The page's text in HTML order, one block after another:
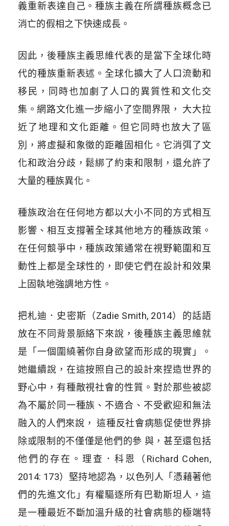
義重新表達自己。種族主義在所謂種族概念已
消亡的假相之下快速成長。
因此，後種族主義思維代表的是當下全球化時
代的種族重新表述。全球化擴大了人口流動和
移民，同時也加劇了人口的異質性和文化交
集。網路文化進一步縮小了空間界限， 大大拉
近了地理和文化距離。但它同時也放大了區
別，將虛擬和象徵的距離固相化。它消弭了文
化和政治分歧，鬆綁了約束和限制，還允許了
大量的種族異化。
種族政治在任何地方都以大小不同的方式相互
影響、相互支撐著全球其他地方的種族政策。
在任何競爭中，種族政策通常在視野範圍和互
動性上都是全球性的，即使它們在設計和效果
上固執地強調地方性。
把札迪．史密斯（Zadie Smith, 2014）的話語
放在不同背景脈絡下來說，後種族主義思維就
是「一個圍繞著你自身欲望而形成的現實」。
她繼續說，在這按照自己的設計來捏造世界的
野心中，有種敵視社會的性質。對於那些被認
為不屬於同一種族、不適合、不受歡迎和無法
融入的人們來說， 這種反社會病態促使世界排
除或限制的不僅僅是他們的參 與，甚至還包括
他們的存在。理查．科恩（Richard Cohen,
2014: 173）堅持地認為，以色列人「憑藉著他
們的先進文化」有權驅逐所有巴勒斯坦人，這
是一種最近不斷加溫升級的社會病態的極端特